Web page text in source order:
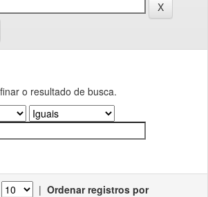
o resultado de busca.
| Ordenar registros por